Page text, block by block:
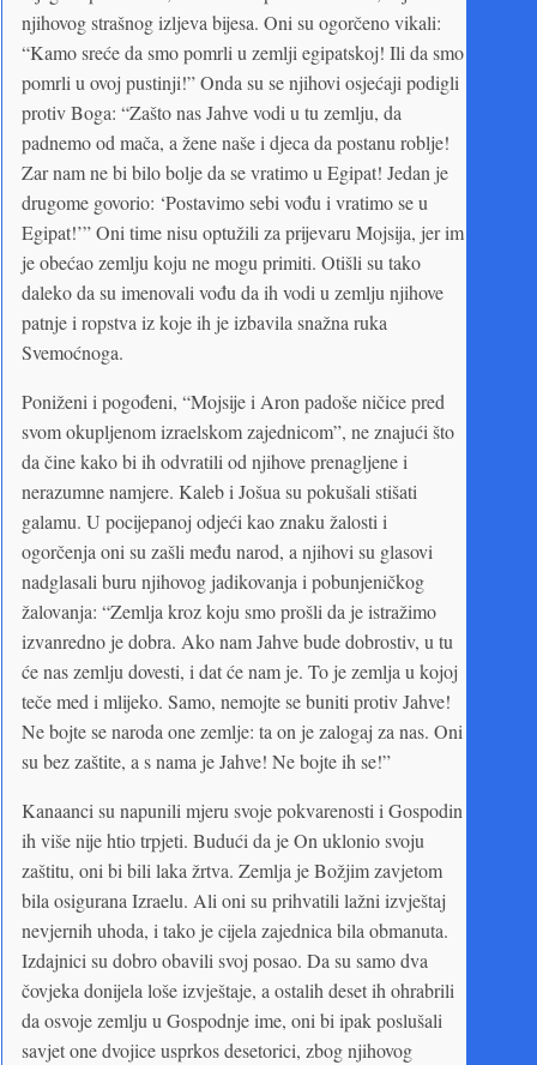
njihovog strašnog izljeva bijesa. Oni su ogorčeno vikali:
“Kamo sreće da smo pomrli u zemlji egipatskoj! Ili da smo
pomrli u ovoj pustinji!” Onda su se njihovi osjećaji podigli
protiv Boga: “Zašto nas Jahve vodi u tu zemlju, da
padnemo od mača, a žene naše i djeca da postanu roblje!
Zar nam ne bi bilo bolje da se vratimo u Egipat! Jedan je
drugome govorio: ‘Postavimo sebi vođu i vratimo se u
Egipat!’” Oni time nisu optužili za prijevaru Mojsija, jer im
je obećao zemlju koju ne mogu primiti. Otišli su tako
daleko da su imenovali vođu da ih vodi u zemlju njihove
patnje i ropstva iz koje ih je izbavila snažna ruka
Svemoćnoga.
Poniženi i pogođeni, “Mojsije i Aron padoše ničice pred
svom okupljenom izraelskom zajednicom”, ne znajući što
da čine kako bi ih odvratili od njihove prenagljene i
nerazumne namjere. Kaleb i Jošua su pokušali stišati
galamu. U pocijepanoj odjeći kao znaku žalosti i
ogorčenja oni su zašli među narod, a njihovi su glasovi
nadglasali buru njihovog jadikovanja i pobunjeničkog
žalovanja: “Zemlja kroz koju smo prošli da je istražimo
izvanredno je dobra. Ako nam Jahve bude dobrostiv, u tu
će nas zemlju dovesti, i dat će nam je. To je zemlja u kojoj
teče med i mlijeko. Samo, nemojte se buniti protiv Jahve!
Ne bojte se naroda one zemlje: ta on je zalogaj za nas. Oni
su bez zaštite, a s nama je Jahve! Ne bojte ih se!”
Kanaanci su napunili mjeru svoje pokvarenosti i Gospodin
ih više nije htio trpjeti. Budući da je On uklonio svoju
zaštitu, oni bi bili laka žrtva. Zemlja je Božjim zavjetom
bila osigurana Izraelu. Ali oni su prihvatili lažni izvještaj
nevjernih uhoda, i tako je cijela zajednica bila obmanuta.
Izdajnici su dobro obavili svoj posao. Da su samo dva
čovjeka donijela loše izvještaje, a ostalih deset ih ohrabrili
da osvoje zemlju u Gospodnje ime, oni bi ipak poslušali
savjet one dvojice usprkos desetorici, zbog njihovog